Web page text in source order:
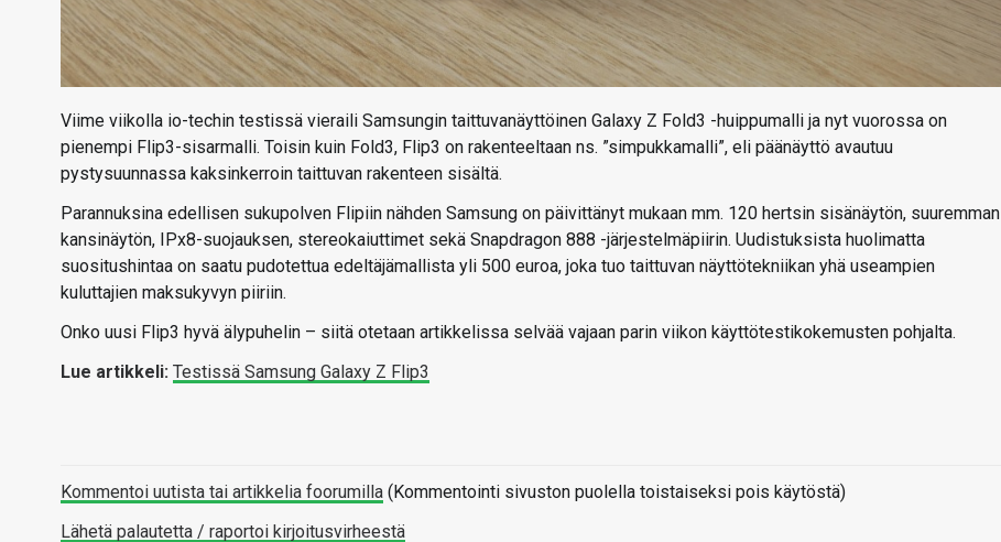
Viime viikolla io-techin testissä vieraili Samsungin taittuvanäyttöinen Galaxy Z Fold3 -huippumalli ja nyt vuorossa on
pienempi Flip3-sisarmalli. Toisin kuin Fold3, Flip3 on rakenteeltaan ns. ”simpukkamalli”, eli päänäyttö avautuu
pystysuunnassa kaksinkerroin taittuvan rakenteen sisältä.
Parannuksina edellisen sukupolven Flipiin nähden Samsung on päivittänyt mukaan mm. 120 hertsin sisänäytön, suuremman
kansinäytön, IPx8-suojauksen, stereokaiuttimet sekä Snapdragon 888 -järjestelmäpiirin. Uudistuksista huolimatta
suositushintaa on saatu pudotettua edeltäjämallista yli 500 euroa, joka tuo taittuvan näyttötekniikan yhä useampien
kuluttajien maksukyvyn piiriin.
Onko uusi Flip3 hyvä älypuhelin – siitä otetaan artikkelissa selvää vajaan parin viikon käyttötestikokemusten pohjalta.
Lue artikkeli: Testissä Samsung Galaxy Z Flip3
Kommentoi uutista tai artikkelia foorumilla (Kommentointi sivuston puolella toistaiseksi pois käytöstä)
Lähetä palautetta / raportoi kirjoitusvirheestä